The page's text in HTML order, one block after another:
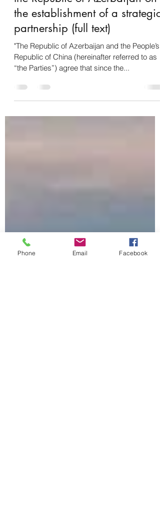
Joint statement between the
People's Republic of China and
the Republic of Azerbaijan on
the establishment of a strategic
partnership (full text)
"The Republic of Azerbaijan and the People’s
Republic of China (hereinafter referred to as
Phone Email Facebook